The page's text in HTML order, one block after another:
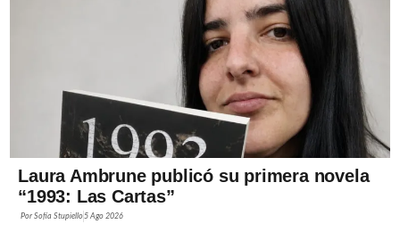
Laura Ambrune publicó su primera novela
“1993: Las Cartas”
PorSofía Stupiello 5 Ago 2026